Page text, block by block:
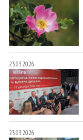
23.03.2026
23.03.2026